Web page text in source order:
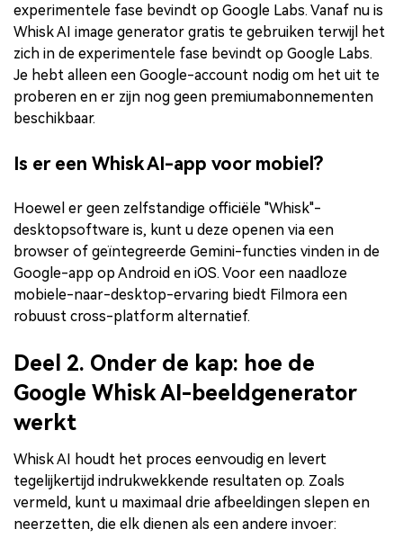
experimentele fase bevindt op Google Labs. Vanaf nu is
Whisk AI image generator gratis te gebruiken terwijl het
zich in de experimentele fase bevindt op Google Labs.
Je hebt alleen een Google-account nodig om het uit te
proberen en er zijn nog geen premiumabonnementen
beschikbaar.
Is er een Whisk AI-app voor mobiel?
Hoewel er geen zelfstandige officiële "Whisk"-
desktopsoftware is, kunt u deze openen via een
browser of geïntegreerde Gemini-functies vinden in de
Google-app op Android en iOS. Voor een naadloze
mobiele-naar-desktop-ervaring biedt Filmora een
robuust cross-platform alternatief.
Deel 2. Onder de kap: hoe de
Google Whisk AI-beeldgenerator
werkt
Whisk AI houdt het proces eenvoudig en levert
tegelijkertijd indrukwekkende resultaten op. Zoals
vermeld, kunt u maximaal drie afbeeldingen slepen en
neerzetten, die elk dienen als een andere invoer: